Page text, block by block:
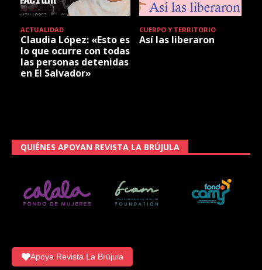
ACTUALIDAD
Claudia López: «Esto es
lo que ocurre con todas
las personas detenidas
en El Salvador»
CUERPO Y TERRITORIO
Así las liberaron
QUIÉNES APOYAN REVISTA LA BRÚJULA
Apoya Revista La Brújula